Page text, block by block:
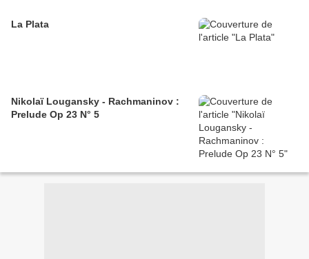
La Plata
Nikolaï Lougansky - Rachmaninov :
Prelude Op 23 N° 5